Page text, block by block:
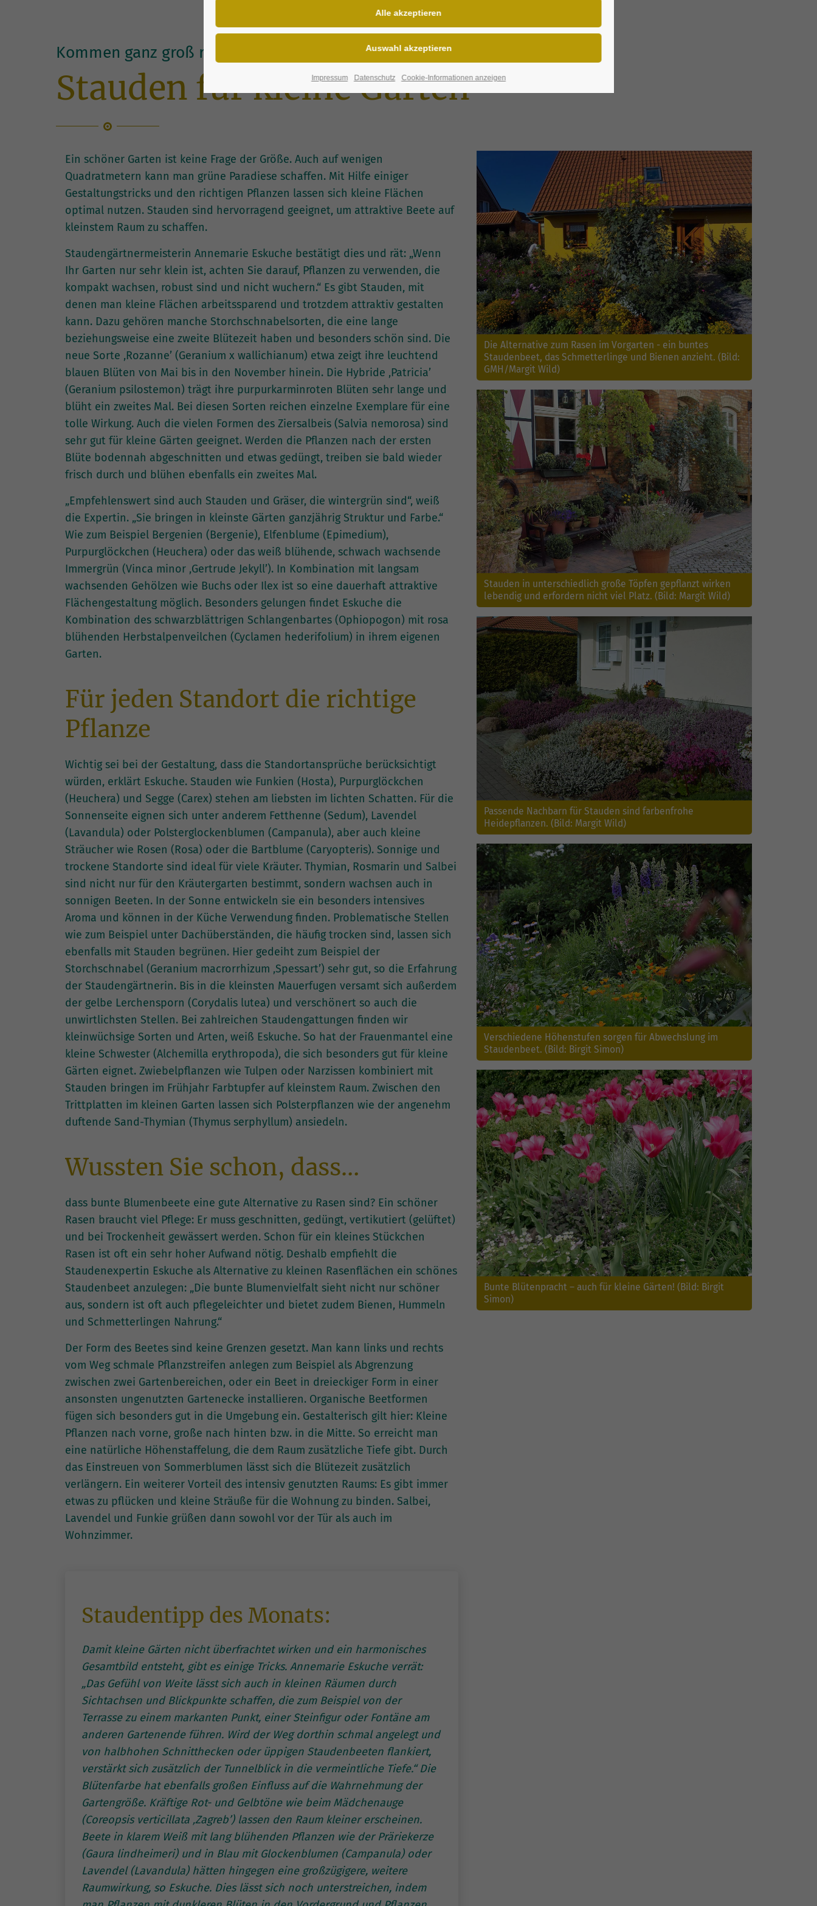
Kommen ganz groß raus
Stauden für kleine Gärten
Ein schöner Garten ist keine Frage der Größe. Auch auf wenigen
Quadratmetern kann man grüne Paradiese schaffen. Mit Hilfe einiger
Gestaltungstricks und den richtigen Pflanzen lassen sich kleine Flächen
optimal nutzen. Stauden sind hervorragend geeignet, um attraktive Beete auf
kleinstem Raum zu schaffen.
Staudengärtnermeisterin Annemarie Eskuche bestätigt dies und rät: „Wenn
Ihr Garten nur sehr klein ist, achten Sie darauf, Pflanzen zu verwenden, die
kompakt wachsen, robust sind und nicht wuchern.“ Es gibt Stauden, mit
denen man kleine Flächen arbeitssparend und trotzdem attraktiv gestalten
kann. Dazu gehören manche Storchschnabelsorten, die eine lange
beziehungsweise eine zweite Blütezeit haben und besonders schön sind. Die
neue Sorte ‚Rozanne’ (Geranium x wallichianum) etwa zeigt ihre leuchtend
blauen Blüten von Mai bis in den November hinein. Die Hybride ‚Patricia’
(Geranium psilostemon) trägt ihre purpurkarminroten Blüten sehr lange und
blüht ein zweites Mal. Bei diesen Sorten reichen einzelne Exemplare für eine
tolle Wirkung. Auch die vielen Formen des Ziersalbeis (Salvia nemorosa) sind
sehr gut für kleine Gärten geeignet. Werden die Pflanzen nach der ersten
Blüte bodennah abgeschnitten und etwas gedüngt, treiben sie bald wieder
frisch durch und blühen ebenfalls ein zweites Mal.
„Empfehlenswert sind auch Stauden und Gräser, die wintergrün sind“, weiß
die Expertin. „Sie bringen in kleinste Gärten ganzjährig Struktur und Farbe.“
Wie zum Beispiel Bergenien (Bergenie), Elfenblume (Epimedium),
Purpurglöckchen (Heuchera) oder das weiß blühende, schwach wachsende
Immergrün (Vinca minor ‚Gertrude Jekyll’). In Kombination mit langsam
wachsenden Gehölzen wie Buchs oder Ilex ist so eine dauerhaft attraktive
Flächengestaltung möglich. Besonders gelungen findet Eskuche die
Kombination des schwarzblättrigen Schlangenbartes (Ophiopogon) mit rosa
blühenden Herbstalpenveilchen (Cyclamen hederifolium) in ihrem eigenen
Garten.
Für jeden Standort die richtige
Pflanze
Wichtig sei bei der Gestaltung, dass die Standortansprüche berücksichtigt
würden, erklärt Eskuche. Stauden wie Funkien (Hosta), Purpurglöckchen
(Heuchera) und Segge (Carex) stehen am liebsten im lichten Schatten. Für die
Sonnenseite eignen sich unter anderem Fetthenne (Sedum), Lavendel
(Lavandula) oder Polsterglockenblumen (Campanula), aber auch kleine
Sträucher wie Rosen (Rosa) oder die Bartblume (Caryopteris). Sonnige und
trockene Standorte sind ideal für viele Kräuter. Thymian, Rosmarin und Salbei
sind nicht nur für den Kräutergarten bestimmt, sondern wachsen auch in
sonnigen Beeten. In der Sonne entwickeln sie ein besonders intensives
Aroma und können in der Küche Verwendung finden. Problematische Stellen
wie zum Beispiel unter Dachüberständen, die häufig trocken sind, lassen sich
ebenfalls mit Stauden begrünen. Hier gedeiht zum Beispiel der
Storchschnabel (Geranium macrorrhizum ‚Spessart’) sehr gut, so die Erfahrung
der Staudengärtnerin. Bis in die kleinsten Mauerfugen versamt sich außerdem
der gelbe Lerchensporn (Corydalis lutea) und verschönert so auch die
unwirtlichsten Stellen. Bei zahlreichen Staudengattungen finden wir
kleinwüchsige Sorten und Arten, weiß Eskuche. So hat der Frauenmantel eine
kleine Schwester (Alchemilla erythropoda), die sich besonders gut für kleine
Gärten eignet. Zwiebelpflanzen wie Tulpen oder Narzissen kombiniert mit
Stauden bringen im Frühjahr Farbtupfer auf kleinstem Raum. Zwischen den
Trittplatten im kleinen Garten lassen sich Polsterpflanzen wie der angenehm
duftende Sand-Thymian (Thymus serphyllum) ansiedeln.
Wussten Sie schon, dass…
dass bunte Blumenbeete eine gute Alternative zu Rasen sind? Ein schöner
Rasen braucht viel Pflege: Er muss geschnitten, gedüngt, vertikutiert (gelüftet)
und bei Trockenheit gewässert werden. Schon für ein kleines Stückchen
Rasen ist oft ein sehr hoher Aufwand nötig. Deshalb empfiehlt die
Staudenexpertin Eskuche als Alternative zu kleinen Rasenflächen ein schönes
Staudenbeet anzulegen: „Die bunte Blumenvielfalt sieht nicht nur schöner
aus, sondern ist oft auch pflegeleichter und bietet zudem Bienen, Hummeln
und Schmetterlingen Nahrung.“
Der Form des Beetes sind keine Grenzen gesetzt. Man kann links und rechts
vom Weg schmale Pflanzstreifen anlegen zum Beispiel als Abgrenzung
zwischen zwei Gartenbereichen, oder ein Beet in dreieckiger Form in einer
ansonsten ungenutzten Gartenecke installieren. Organische Beetformen
fügen sich besonders gut in die Umgebung ein. Gestalterisch gilt hier: Kleine
Pflanzen nach vorne, große nach hinten bzw. in die Mitte. So erreicht man
eine natürliche Höhenstaffelung, die dem Raum zusätzliche Tiefe gibt. Durch
das Einstreuen von Sommerblumen lässt sich die Blütezeit zusätzlich
verlängern. Ein weiterer Vorteil des intensiv genutzten Raums: Es gibt immer
etwas zu pflücken und kleine Sträuße für die Wohnung zu binden. Salbei,
Lavendel und Funkie grüßen dann sowohl vor der Tür als auch im
Wohnzimmer.
Staudentipp des Monats:
Damit kleine Gärten nicht überfrachtet wirken und ein harmonisches
Gesamtbild entsteht, gibt es einige Tricks. Annemarie Eskuche verrät:
„Das Gefühl von Weite lässt sich auch in kleinen Räumen durch
Sichtachsen und Blickpunkte schaffen, die zum Beispiel von der
Terrasse zu einem markanten Punkt, einer Steinfigur oder Fontäne am
anderen Gartenende führen. Wird der Weg dorthin schmal angelegt und
von halbhohen Schnitthecken oder üppigen Staudenbeeten flankiert,
verstärkt sich zusätzlich der Tunnelblick in die vermeintliche Tiefe.“ Die
Blütenfarbe hat ebenfalls großen Einfluss auf die Wahrnehmung der
Gartengröße. Kräftige Rot- und Gelbtöne wie beim Mädchenauge
(Coreopsis verticillata ‚Zagreb’) lassen den Raum kleiner erscheinen.
Beete in klarem Weiß mit lang blühenden Pflanzen wie der Präriekerze
(Gaura lindheimeri) und in Blau mit Glockenblumen (Campanula) oder
Lavendel (Lavandula) hätten hingegen eine großzügigere, weitere
Raumwirkung, so Eskuche. Dies lässt sich noch unterstreichen, indem
Die Alternative zum Rasen im Vorgarten - ein buntes
Staudenbeet, das Schmetterlinge und Bienen anzieht. (Bild:
GMH/Margit Wild)
Stauden in unterschiedlich große Töpfen gepflanzt wirken
lebendig und erfordern nicht viel Platz. (Bild: Margit Wild)
Passende Nachbarn für Stauden sind farbenfrohe
Heidepflanzen. (Bild: Margit Wild)
Verschiedene Höhenstufen sorgen für Abwechslung im
Staudenbeet. (Bild: Birgit Simon)
Bunte Blütenpracht – auch für kleine Gärten! (Bild: Birgit
Simon)
Impressum Datenschutz Cookie-Informationen anzeigen